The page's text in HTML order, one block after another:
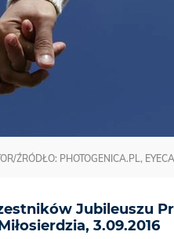
Jubileuszu
3.09.2016
ŹRÓDŁO: PHOTOGENICA.PL,